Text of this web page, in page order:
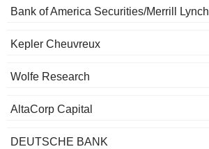
Bank of America Securities/Merrill Lynch
Kepler Cheuvreux
Wolfe Research
AltaCorp Capital
DEUTSCHE BANK